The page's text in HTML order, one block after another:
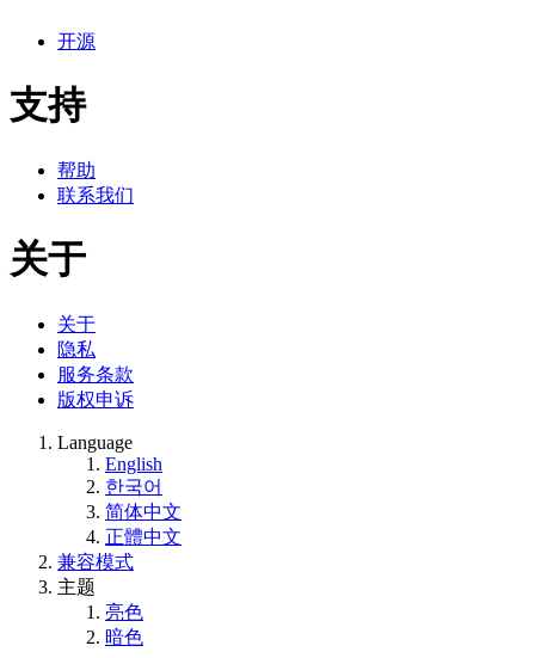
开源
支持
帮助
联系我们
关于
关于
隐私
服务条款
版权申诉
Language
English
한국어
简体中文
正體中文
兼容模式
主题
亮色
暗色